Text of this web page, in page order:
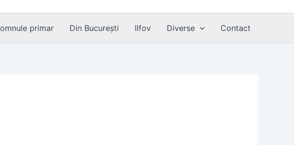
primar Din București Ilfov Diverse Contact